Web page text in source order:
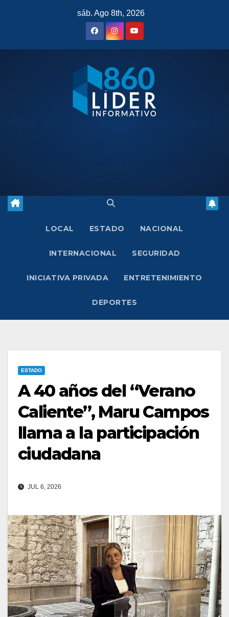
sáb. Ago 8th, 2026
LOCAL ESTADO NACIONAL
INTERNACIONAL SEGURIDAD
INICIATIVA PRIVADA ENTRETENIMIENTO
DEPORTES
ESTADO
A 40 años del “Verano
Caliente”, Maru Campos
llama a la participación
ciudadana
JUL 6, 2026